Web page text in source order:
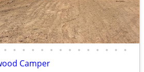
• • • • • • • • • • • • • •
Camper